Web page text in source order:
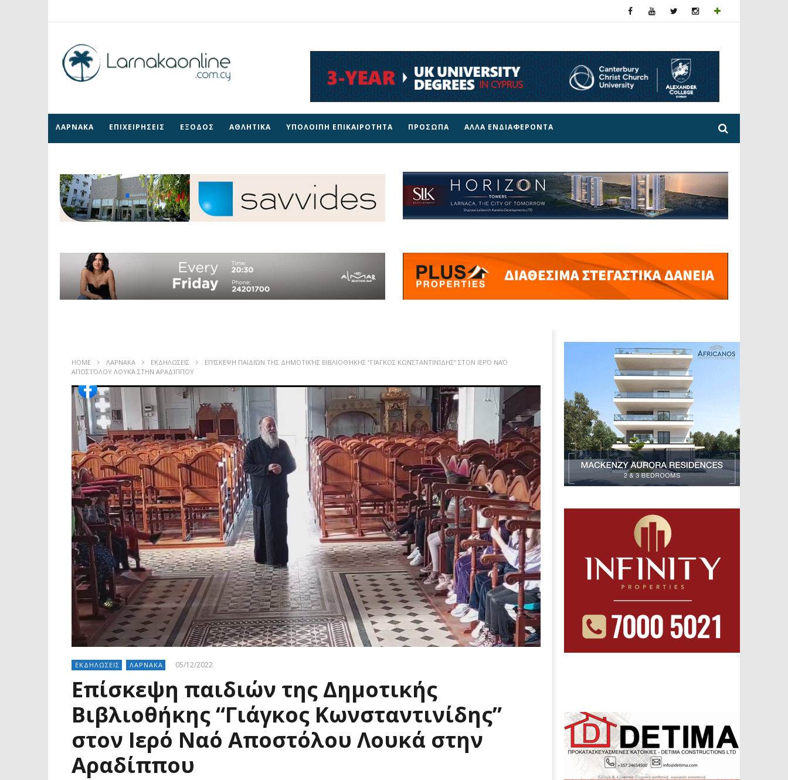
ΛΑΡΝΑΚΑ ΕΠΙΧΕΙΡΗΣΕΙΣ ΕΞΟΔΟΣ ΑΘΛΗΤΙΚΑ ΥΠΟΛΟΙΠΗ ΕΠΙΚΑΙΡΟΤΗΤΑ ΠΡΟΣΩΠΑ ΑΛΛΑ ΕΝΔΙΑΦΕΡΟΝΤΑ
HOME ΛΑΡΝΑΚΑ ΕΚΔΗΛΩΣΕΙΣ
ΕΠΊΣΚΕΨΗ ΠΑΙΔΙΏΝ ΤΗΣ ΔΗΜΟΤΙΚΉΣ ΒΙΒΛΙΟΘΉΚΗΣ “ΓΙΆΓΚΟΣ ΚΩΝΣΤΑΝΤΙΝΊΔΗΣ” ΣΤΟΝ ΙΕΡΌ ΝΑΌ
ΑΠΟΣΤΌΛΟΥ ΛΟΥΚΆ ΣΤΗΝ ΑΡΑΔΊΠΠΟΥ
ΕΚΔΗΛΩΣΕΙΣ ΛΑΡΝΑΚΑ 05/12/2022
Επίσκεψη παιδιών της Δημοτικής
Βιβλιοθήκης “Γιάγκος Κωνσταντινίδης”
στον Ιερό Ναό Αποστόλου Λουκά στην
Αραδίππου